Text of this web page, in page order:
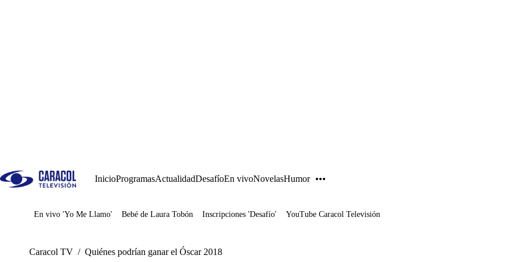
InicioProgramasActualidadDesafíoEn vivoNovelasHumor
Juegos
En vivo 'Yo Me Llamo' Bebé de Laura Tobón Inscripciones 'Desafío' YouTube Caracol Televisión
Caracol TV / Quiénes podrían ganar el Óscar 2018